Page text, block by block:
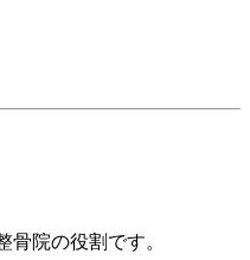
院の役割です。